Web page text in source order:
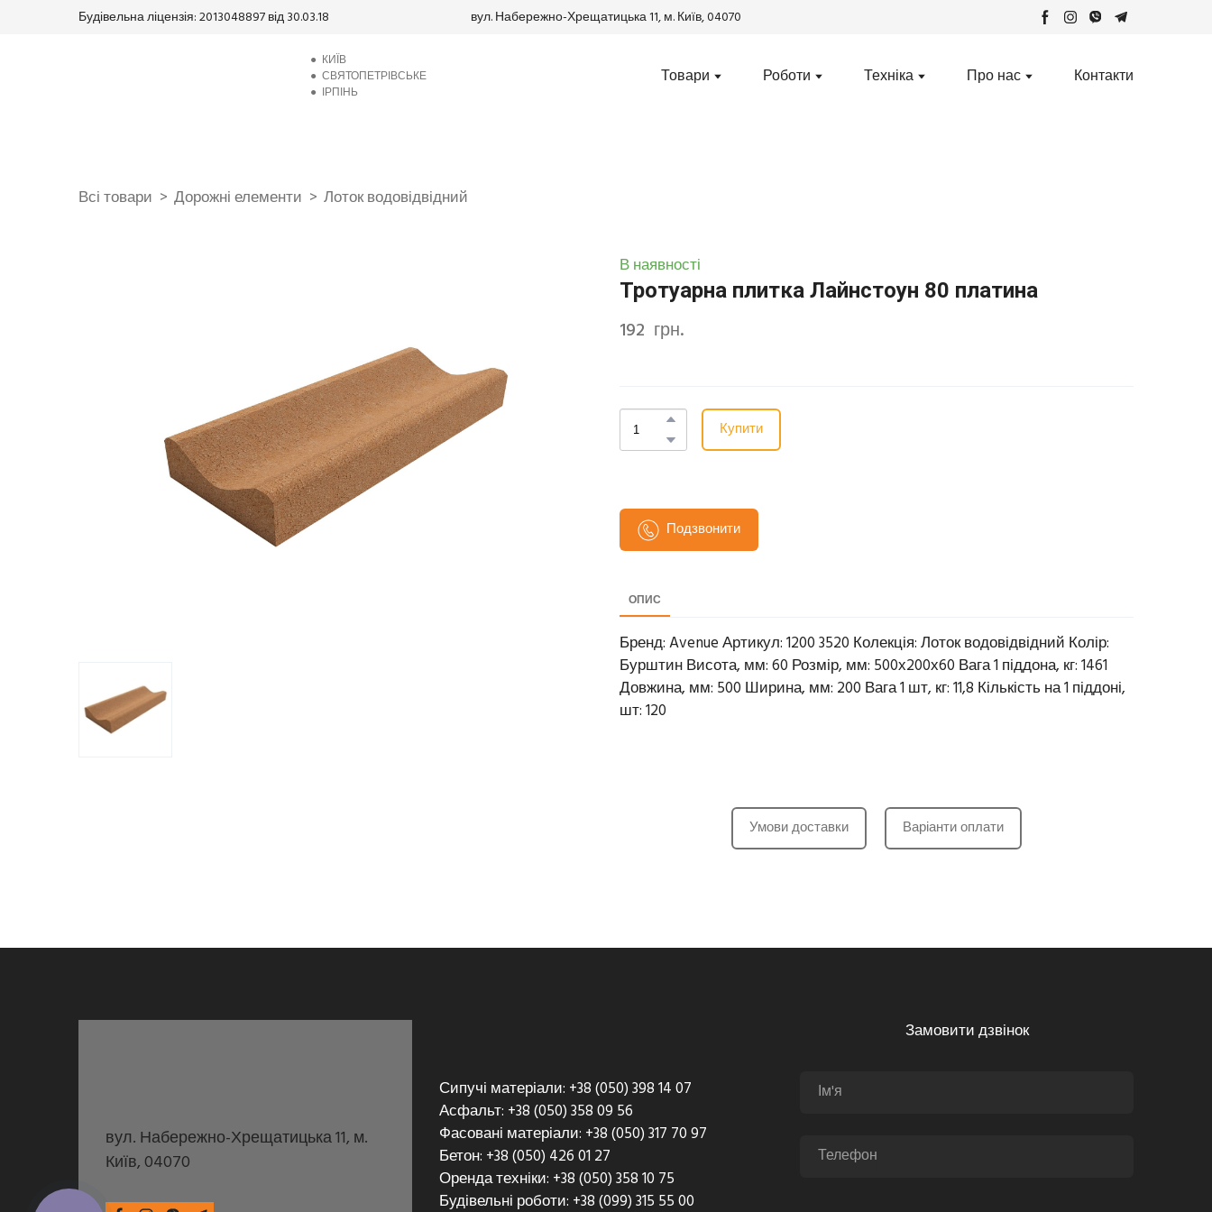
Будівельна ліцензія: 2013048897 від 30.03.18 вул. Набережно-Хрещатицька 11, м. Київ, 04070
● КИЇВ
●СВЯТОПЕТРІВСЬКЕ
● ІРПІНЬ
Товари Роботи Техніка Про нас Контакти
Всі товари Дорожні елементи Лоток водовідвідний
В наявності
Тротуарна плитка Лайнстоун 80 платина
192  грн.
Купити
Подзвонити
ОПИС
Бренд: Avenue Артикул: 1200 3520 Колекція: Лоток водовідвідний Колір:
Бурштин Висота, мм: 60 Розмір, мм: 500х200х60 Вага 1 піддона, кг: 1461
Довжина, мм: 500 Ширина, мм: 200 Вага 1 шт, кг: 11,8 Кількість на 1 піддоні,
шт: 120
Умови доставки Варіанти оплати
вул. Набережно-Хрещатицька 11, м.
Київ, 04070
Сипучі матеріали: +38 (050) 398 14 07
Асфальт: +38 (050) 358 09 56
Фасовані матеріали: +38 (050) 317 70 97
Бетон: +38 (050) 426 01 27
Оренда техніки: +38 (050) 358 10 75
Будівельні роботи: +38 (099) 315 55 00
Замовити дзвінок